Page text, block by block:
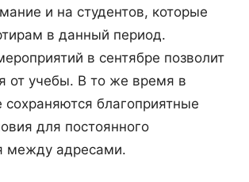
и на студентов, которые
в данный период.
в сентябре позволит
от учебы. В то же время в
сохраняются благоприятные
для постоянного
между адресами.